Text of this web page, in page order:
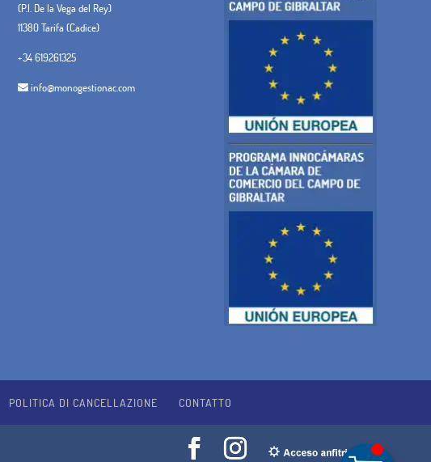
(P.I. De la Vega del Rey)
11380 Tarifa (Cadice)
+34 619261325
info@monogestionac.com
POLITICA DI CANCELLAZIONE CONTATTO